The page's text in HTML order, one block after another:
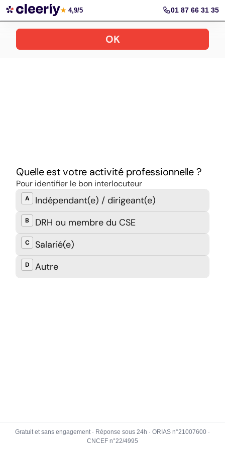
Prendre rendez-vous
★ 4,9/5 01 87 66 31 35
Gratuit et sans engagement · Réponse sous 24h · ORIAS n°21007600 ·
CNCEF n°22/4995